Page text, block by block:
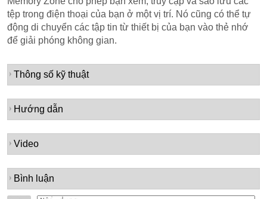
tệp trong điện thoại của bạn ở một vị trí. Nó cũng có thể tự
động di chuyển các tập tin từ thiết bị của bạn vào thẻ nhớ
để giải phóng không gian.
Thông số kỹ thuật
Hướng dẫn
Video
Bình luận